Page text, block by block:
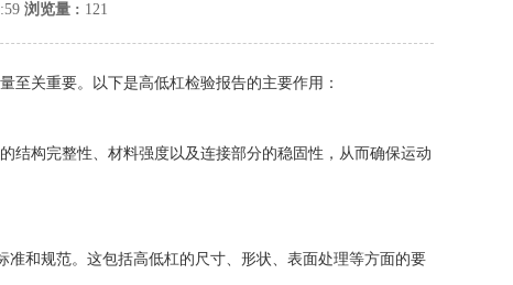
浏览量 : 121
至关重要。以下是高低杠检验报告的主要作用：
结构完整性、材料强度以及连接部分的稳固性，从而确保运动
和规范。这包括高低杠的尺寸、形状、表面处理等方面的要